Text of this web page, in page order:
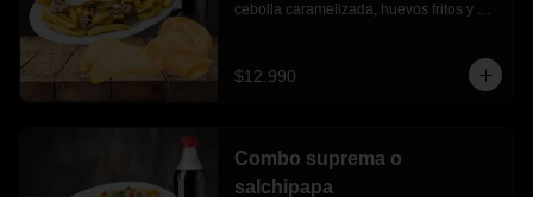
cebolla caramelizada, huevos fritos y
$12.990
Combo suprema o
salchipapa